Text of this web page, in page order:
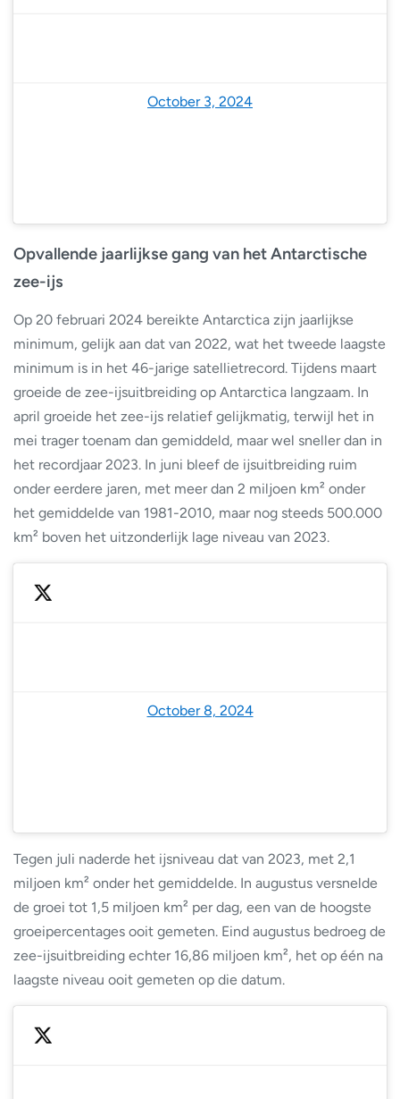
October 3, 2024
Opvallende jaarlijkse gang van het Antarctische
zee-ijs
Op 20 februari 2024 bereikte Antarctica zijn jaarlijkse
minimum, gelijk aan dat van 2022, wat het tweede laagste
minimum is in het 46-jarige satellietrecord. Tijdens maart
groeide de zee-ijsuitbreiding op Antarctica langzaam. In
april groeide het zee-ijs relatief gelijkmatig, terwijl het in
mei trager toenam dan gemiddeld, maar wel sneller dan in
het recordjaar 2023. In juni bleef de ijsuitbreiding ruim
onder eerdere jaren, met meer dan 2 miljoen km² onder
het gemiddelde van 1981-2010, maar nog steeds 500.000
km² boven het uitzonderlijk lage niveau van 2023.
October 8, 2024
Tegen juli naderde het ijsniveau dat van 2023, met 2,1
miljoen km² onder het gemiddelde. In augustus versnelde
de groei tot 1,5 miljoen km² per dag, een van de hoogste
groeipercentages ooit gemeten. Eind augustus bedroeg de
zee-ijsuitbreiding echter 16,86 miljoen km², het op één na
laagste niveau ooit gemeten op die datum.